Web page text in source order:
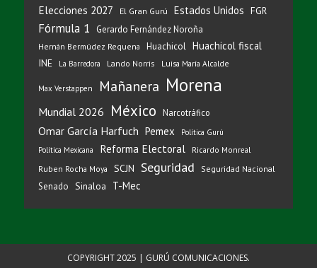
Elecciones 2027 El Gran Gurú Estados Unidos FGR
Fórmula 1 Gerardo Fernández Noroña
Hernán Bermúdez Requena Huachicol Huachicol fiscal
INE La Barredora Lando Norris Luisa María Alcalde
Max Verstappen Mañanera Morena
Mundial 2026 México Narcotráfico
Omar García Harfuch Pemex
Política Gurú
Política Mexicana
Reforma Electoral
Ricardo Monreal
Ruben Rocha Moya
SCJN Seguridad Seguridad Nacional
Senado Sinaloa T-Mec
COPYRIGHT 2025 | GURÚ COMUNICACIONES.